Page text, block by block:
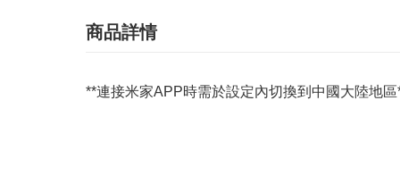
商品詳情
**連接米家APP時需於設定內切換到中國大陸地區